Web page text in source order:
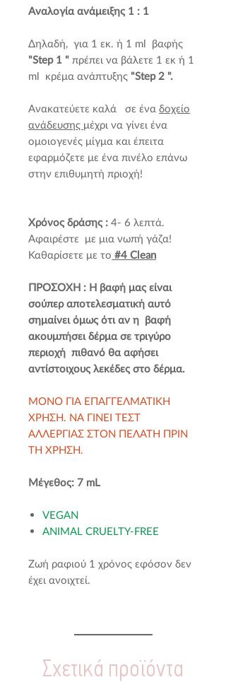
Aναλογία ανάμειξης 1 : 1
Δηλαδή, για 1 εκ. ή 1 ml βαφής
"Step 1 " πρέπει να βάλετε 1 εκ ή 1
ml κρέμα ανάπτυξης "Step 2 ".
Aνακατεύετε καλά σε ένα δοχείο
ανάδευσης μέχρι να γίνει ένα
ομοιογενές μίγμα και έπειτα
εφαρμόζετε με ένα πινέλο επάνω
στην επιθυμητή πριοχή!
Χρόνος δράσης : 4- 6 λεπτά.
Αφαιρέστε με μια νωπή γάζα!
Καθαρίσετε με το #4 Clean
ΠΡΟΣΟΧΗ : Η βαφή μας είναι
σούπερ αποτελεσματική αυτό
σημαίνει όμως ότι αν η βαφή
ακουμπήσει δέρμα σε τριγύρο
περιοχή πιθανό θα αφήσει
αντίστοιχους λεκέδες στο δέρμα.
ΜΟΝΟ ΓΙΑ ΕΠΑΓΓΕΛΜΑΤΙΚΗ
ΧΡΗΣΗ. ΝΑ ΓΙΝΕΙ ΤΕΣΤ
ΑΛΛΕΡΓΙΑΣ ΣΤΟΝ ΠΕΛΑΤΗ ΠΡΙΝ
ΤΗ ΧΡΗΣΗ.
Μέγεθος: 7 mL
VEGAN
ANIMAL CRUELTY-FREE
Ζωή ραφιού 1 χρόνος εφόσον δεν
έχει ανοιχτεί.
Σχετικά προϊόντα